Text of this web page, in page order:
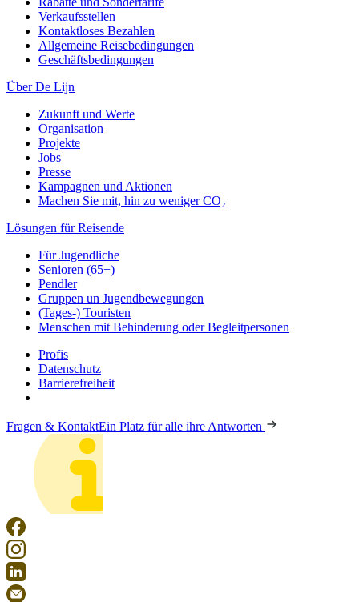
Verkaufsstellen
Kontaktloses Bezahlen
Allgemeine Reisebedingungen
Geschäftsbedingungen
Über De Lijn
Zukunft und Werte
Organisation
Projekte
Jobs
Presse
Kampagnen und Aktionen
Machen Sie mit, hin zu weniger CO₂
Lösungen für Reisende
Für Jugendliche
Senioren (65+)
Pendler
Gruppen un Jugendbewegungen
(Tages-) Touristen
Menschen mit Behinderung oder Begleitpersonen
Profis
Datenschutz
Barrierefreiheit
Fragen & KontaktEin Platz für alle ihre Antworten